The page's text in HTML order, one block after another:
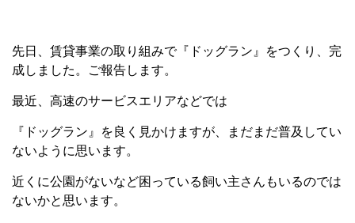
先日、賃貸事業の取り組みで『ドッグラン』をつくり、完
成しました。ご報告します。
最近、高速のサービスエリアなどでは
『ドッグラン』を良く見かけますが、まだまだ普及してい
ないように思います。
近くに公園がないなど困っている飼い主さんもいるのでは
ないかと思います。